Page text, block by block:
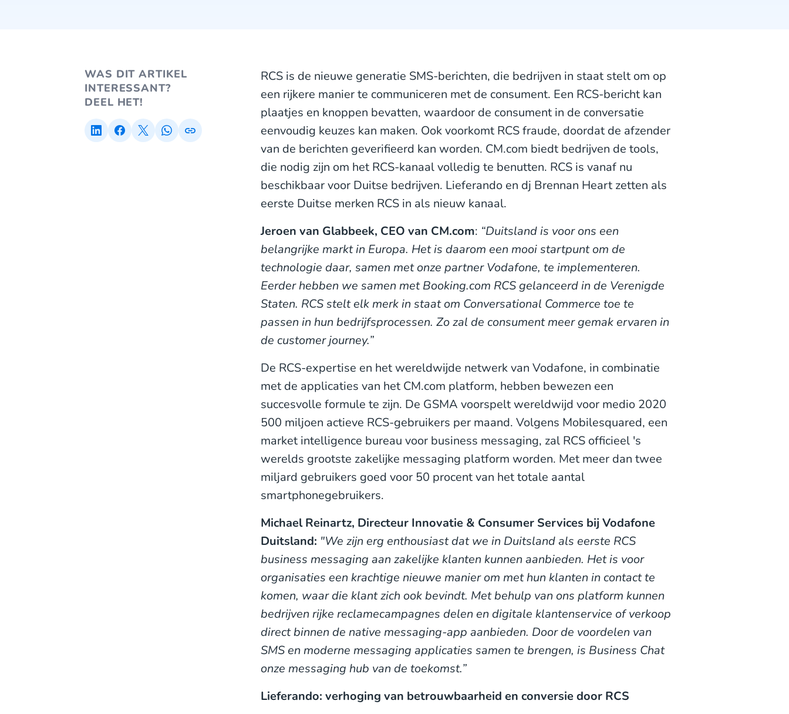
WAS DIT ARTIKEL
INTERESSANT?
DEEL HET!
RCS is de nieuwe generatie SMS-berichten, die bedrijven in staat stelt om op
een rijkere manier te communiceren met de consument. Een RCS-bericht kan
plaatjes en knoppen bevatten, waardoor de consument in de conversatie
eenvoudig keuzes kan maken. Ook voorkomt RCS fraude, doordat de afzender
van de berichten geverifieerd kan worden. CM.com biedt bedrijven de tools,
die nodig zijn om het RCS-kanaal volledig te benutten. RCS is vanaf nu
beschikbaar voor Duitse bedrijven. Lieferando en dj Brennan Heart zetten als
eerste Duitse merken RCS in als nieuw kanaal.
Jeroen van Glabbeek, CEO van CM.com: “Duitsland is voor ons een
belangrijke markt in Europa. Het is daarom een mooi startpunt om de
technologie daar, samen met onze partner Vodafone, te implementeren.
Eerder hebben we samen met Booking.com RCS gelanceerd in de Verenigde
Staten. RCS stelt elk merk in staat om Conversational Commerce toe te
passen in hun bedrijfsprocessen. Zo zal de consument meer gemak ervaren in
de customer journey.”
De RCS-expertise en het wereldwijde netwerk van Vodafone, in combinatie
met de applicaties van het CM.com platform, hebben bewezen een
succesvolle formule te zijn. De GSMA voorspelt wereldwijd voor medio 2020
500 miljoen actieve RCS-gebruikers per maand. Volgens Mobilesquared, een
market intelligence bureau voor business messaging, zal RCS officieel 's
werelds grootste zakelijke messaging platform worden. Met meer dan twee
miljard gebruikers goed voor 50 procent van het totale aantal
smartphonegebruikers.
Michael Reinartz, Directeur Innovatie & Consumer Services bij Vodafone
Duitsland: "We zijn erg enthousiast dat we in Duitsland als eerste RCS
business messaging aan zakelijke klanten kunnen aanbieden. Het is voor
organisaties een krachtige nieuwe manier om met hun klanten in contact te
komen, waar die klant zich ook bevindt. Met behulp van ons platform kunnen
bedrijven rijke reclamecampagnes delen en digitale klantenservice of verkoop
direct binnen de native messaging-app aanbieden. Door de voordelen van
SMS en moderne messaging applicaties samen te brengen, is Business Chat
onze messaging hub van de toekomst.”
Lieferando: verhoging van betrouwbaarheid en conversie door RCS